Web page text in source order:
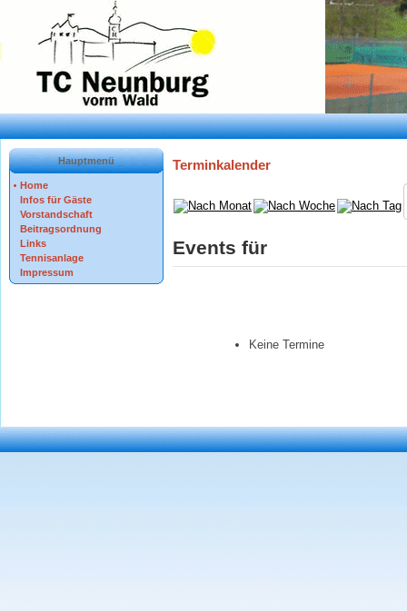
Hauptmenü
Home
Infos für Gäste
Vorstandschaft
Beitragsordnung
Links
Tennisanlage
Impressum
Terminkalender
Events für
Keine Termine